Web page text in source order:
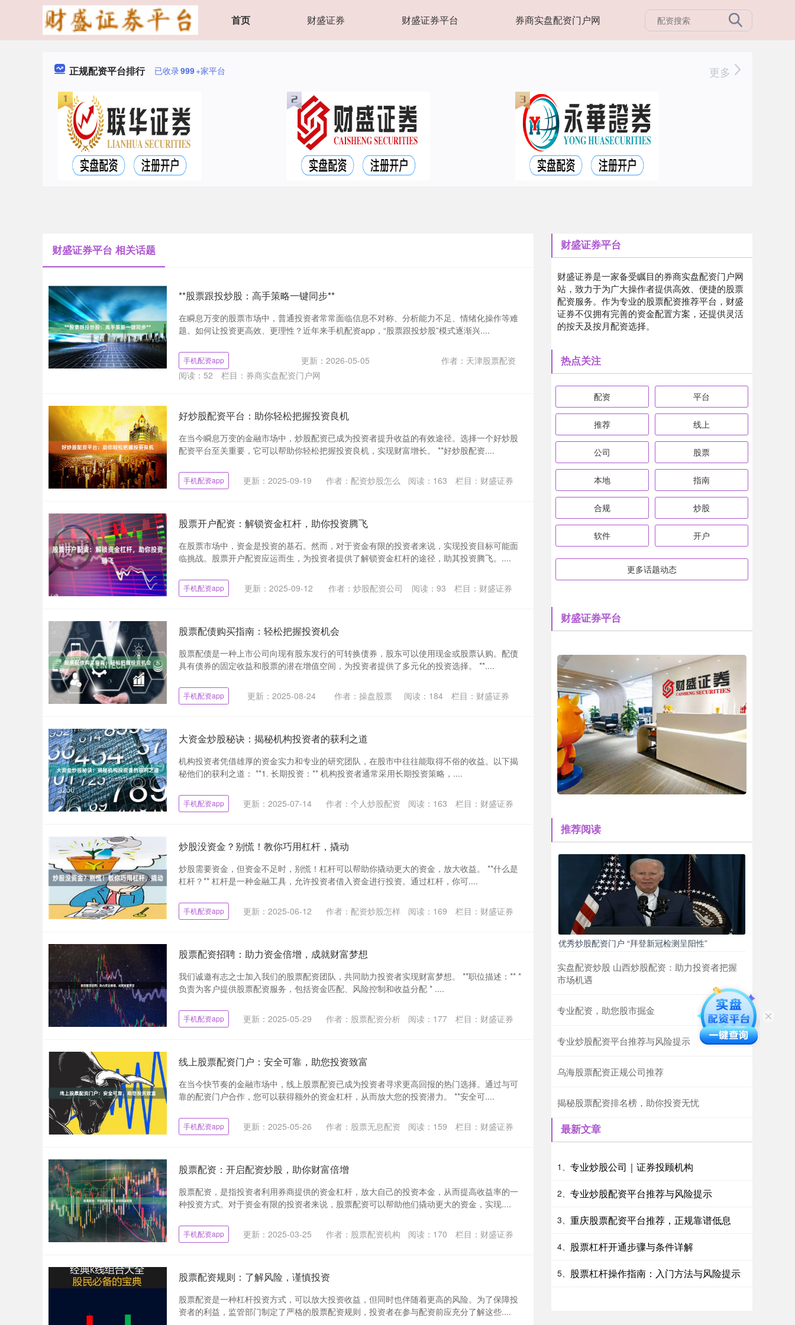
首页 财盛证券 财盛证券平台 券商实盘配资门户网
正规配资平台排行 已收录999+家平台 更多
财盛证券平台 相关话题
**股票跟投炒股：高手策略一键同步**
在瞬息万变的股票市场中，普通投资者常常面临信息不对称、分析能力不足、情绪化操作等难
题。如何让投资更高效、更理性？近年来手机配资app，“股票跟投炒股”模式逐渐兴....
手机配资app 更新：2026-05-05
作者：天津股票配资
阅读： 52 栏目： 券商实盘配资门户网
好炒股配资平台：助你轻松把握投资良机
在当今瞬息万变的金融市场中，炒股配资已成为投资者提升收益的有效途径。选择一个好炒股
配资平台至关重要，它可以帮助你轻松把握投资良机，实现财富增长。 **好炒股配资....
手机配资app 更新：2025-09-19 作者：配资炒股怎么 阅读： 163 栏目： 财盛证券
股票开户配资：解锁资金杠杆，助你投资腾飞
在股票市场中，资金是投资的基石。然而，对于资金有限的投资者来说，实现投资目标可能面
临挑战。股票开户配资应运而生，为投资者提供了解锁资金杠杆的途径，助其投资腾飞。....
手机配资app 更新：2025-09-12 作者：炒股配资公司 阅读：93 栏目： 财盛证券
股票配债购买指南：轻松把握投资机会
股票配债是一种上市公司向现有股东发行的可转换债券，股东可以使用现金或股票认购。配债
具有债券的固定收益和股票的潜在增值空间，为投资者提供了多元化的投资选择。 **....
手机配资app 更新：2025-08-24 作者：操盘股票 阅读： 184 栏目： 财盛证券
大资金炒股秘诀：揭秘机构投资者的获利之道
机构投资者凭借雄厚的资金实力和专业的研究团队，在股市中往往能取得不俗的收益。以下揭
秘他们的获利之道： **1. 长期投资：** 机构投资者通常采用长期投资策略，....
手机配资app 更新：2025-07-14 作者：个人炒股配资 阅读： 163 栏目： 财盛证券
炒股没资金？别慌！教你巧用杠杆，撬动
炒股需要资金，但资金不足时，别慌！杠杆可以帮助你撬动更大的资金，放大收益。 **什么是
杠杆？** 杠杆是一种金融工具，允许投资者借入资金进行投资。通过杠杆，你可....
手机配资app 更新：2025-06-12 作者：配资炒股怎样 阅读： 169 栏目： 财盛证券
股票配资招聘：助力资金倍增，成就财富梦想
我们诚邀有志之士加入我们的股票配资团队，共同助力投资者实现财富梦想。 **职位描述：** *
负责为客户提供股票配资服务，包括资金匹配、风险控制和收益分配 * ....
手机配资app 更新：2025-05-29 作者：股票配资分析 阅读： 177 栏目： 财盛证券
线上股票配资门户：安全可靠，助您投资致富
在当今快节奏的金融市场中，线上股票配资已成为投资者寻求更高回报的热门选择。通过与可
靠的配资门户合作，您可以获得额外的资金杠杆，从而放大您的投资潜力。 **安全可....
手机配资app 更新：2025-05-26 作者：股票无息配资 阅读： 159 栏目： 财盛证券
股票配资：开启配资炒股，助你财富倍增
股票配资，是指投资者利用券商提供的资金杠杆，放大自己的投资本金，从而提高收益率的一
种投资方式。对于资金有限的投资者来说，股票配资可以帮助他们撬动更大的资金，实现....
手机配资app 更新：2025-03-25 作者：股票配资机构 阅读： 170 栏目： 财盛证券
股票配资规则：了解风险，谨慎投资
股票配资是一种杠杆投资方式，可以放大投资收益，但同时也伴随着更高的风险。为了保障投
资者的利益，监管部门制定了严格的股票配资规则，投资者在参与配资前应充分了解这些....
财盛证券平台
财盛证券是一家备受瞩目的券商实盘配资门户网
站，致力于为广大操作者提供高效、便捷的股票
配资服务。作为专业的股票配资推荐平台，财盛
证券不仅拥有完善的资金配置方案，还提供灵活
的按天及按月配资选择。
热点关注
配资 平台
推荐 线上
公司 股票
本地 指南
合规 炒股
软件 开户
更多话题动态
财盛证券平台
推荐阅读
优秀炒股配资门户 “拜登新冠检测呈阳性”
实盘配资炒股 山西炒股配资：助力投资者把握
市场机遇
专业配资，助您股市掘金
专业炒股配资平台推荐与风险提示
乌海股票配资正规公司推荐
揭秘股票配资排名榜，助你投资无忧
最新文章
1、 专业炒股公司｜证券投顾机构
2、 专业炒股配资平台推荐与风险提示
3、 重庆股票配资平台推荐，正规靠谱低息
4、 股票杠杆开通步骤与条件详解
5、 股票杠杆操作指南：入门方法与风险提示